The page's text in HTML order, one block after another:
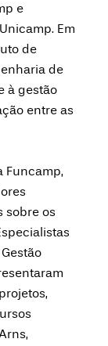
e
Em
de
de
à gestão
entre as
Funcamp,
sobre os